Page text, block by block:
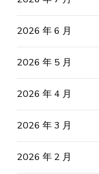
2026 年 6 月
2026 年 5 月
2026 年 4 月
2026 年 3 月
2026 年 2 月